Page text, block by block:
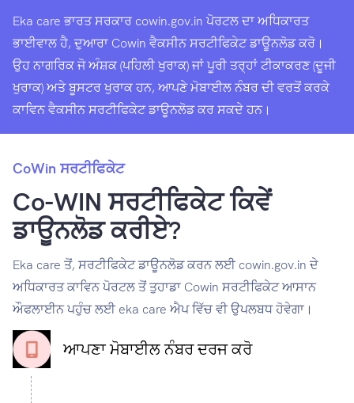
Eka care ਭਾਰਤ ਸਰਕਾਰ cowin.gov.in ਪੋਰਟਲ ਦਾ ਅਧਿਕਾਰਤ
ਭਾਈਵਾਲ ਹੈ, ਦੁਆਰਾ Cowin ਵੈਕਸੀਨ ਸਰਟੀਫਿਕੇਟ ਡਾਊਨਲੋਡ ਕਰੋ।
ਉਹ ਨਾਗਰਿਕ ਜੋ ਅੰਸ਼ਕ (ਪਹਿਲੀ ਖੁਰਾਕ) ਜਾਂ ਪੂਰੀ ਤਰ੍ਹਾਂ ਟੀਕਾਕਰਣ (ਦੂਜੀ
ਖੁਰਾਕ) ਅਤੇ ਬੂਸਟਰ ਖੁਰਾਕ ਹਨ, ਆਪਣੇ ਮੋਬਾਈਲ ਨੰਬਰ ਦੀ ਵਰਤੋਂ ਕਰਕੇ
ਕਾਵਿਨ ਵੈਕਸੀਨ ਸਰਟੀਫਿਕੇਟ ਡਾਊਨਲੋਡ ਕਰ ਸਕਦੇ ਹਨ।
CoWin ਸਰਟੀਫਿਕੇਟ
Co-WIN ਸਰਟੀਫਿਕੇਟ ਕਿਵੇਂ
ਡਾਊਨਲੋਡ ਕਰੀਏ?
Eka care ਤੋਂ, ਸਰਟੀਫਿਕੇਟ ਡਾਊਨਲੋਡ ਕਰਨ ਲਈ cowin.gov.in ਦੇ
ਅਧਿਕਾਰਤ ਕਾਵਿਨ ਪੋਰਟਲ ਤੋਂ ਤੁਹਾਡਾ Cowin ਸਰਟੀਫਿਕੇਟ ਆਸਾਨ
ਔਫਲਾਈਨ ਪਹੁੰਚ ਲਈ eka care ਐਪ ਵਿੱਚ ਵੀ ਉਪਲਬਧ ਹੋਵੇਗਾ।
ਆਪਣਾ ਮੋਬਾਈਲ ਨੰਬਰ ਦਰਜ ਕਰੋ